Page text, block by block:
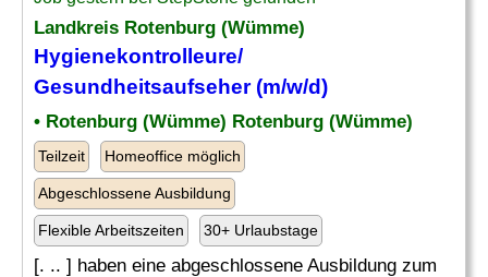
Landkreis Rotenburg (Wümme)
Hygienekontrolleure/
Gesundheitsaufseher (m/w/d)
• Rotenburg (Wümme) Rotenburg (Wümme)
Teilzeit Homeoffice möglich
Abgeschlossene Ausbildung
Flexible Arbeitszeiten 30+ Urlaubstage
[. .. ] haben eine abgeschlossene Ausbildung zum